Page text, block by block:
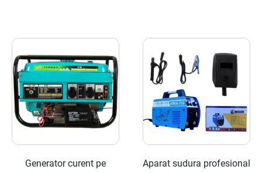
Generator curent pe
Aparat sudura profesional